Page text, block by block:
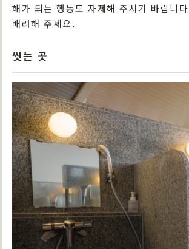
해가 되는 행동도 자제해 주시기 바랍니
배려해 주세요.
씻는 곳